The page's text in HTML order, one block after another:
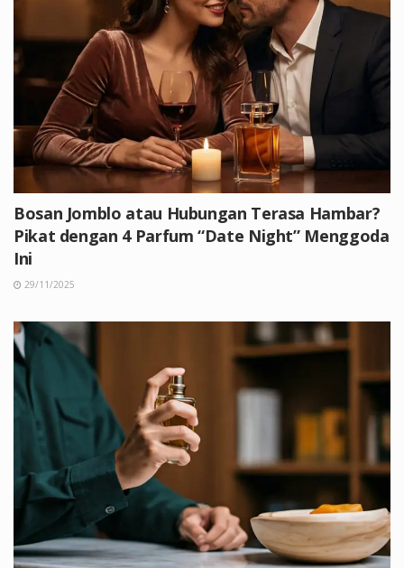
Bosan Jomblo atau Hubungan Terasa Hambar?
Pikat dengan 4 Parfum “Date Night” Menggoda
Ini
29/11/2025